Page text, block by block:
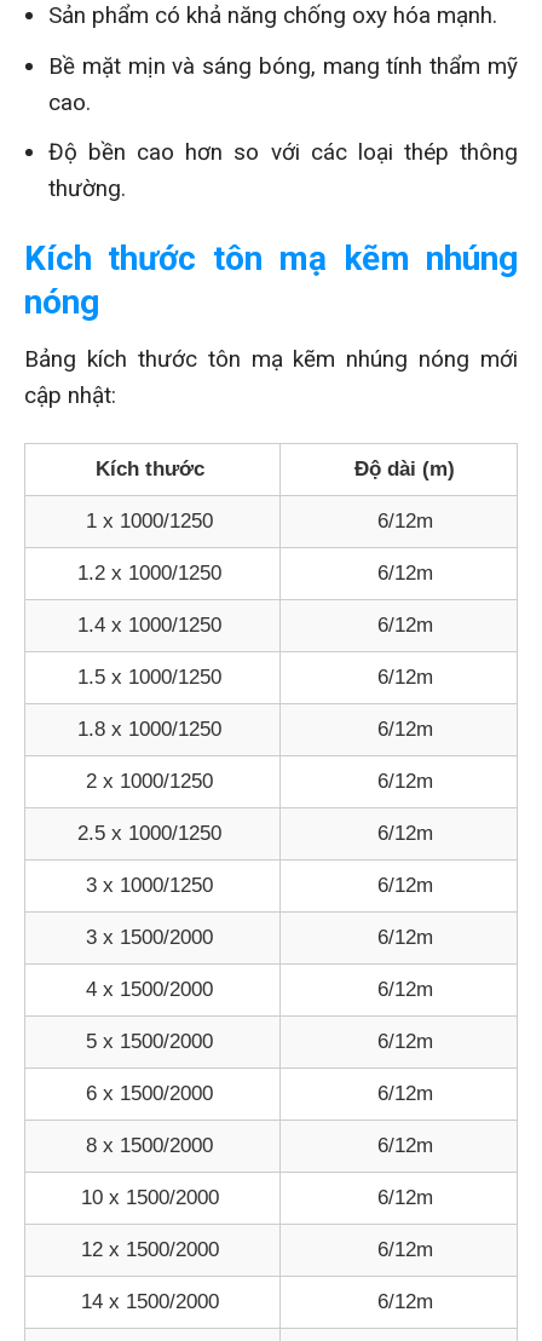
Sản phẩm có khả năng chống oxy hóa mạnh.
Bề mặt mịn và sáng bóng, mang tính thẩm mỹ
cao.
Độ bền cao hơn so với các loại thép thông
thường.
Kích thước tôn mạ kẽm nhúng
nóng
Bảng kích thước tôn mạ kẽm nhúng nóng mới
cập nhật:
Kích thước Độ dài (m)
1 x 1000/1250 6/12m
1.2 x 1000/1250 6/12m
1.4 x 1000/1250 6/12m
1.5 x 1000/1250 6/12m
1.8 x 1000/1250 6/12m
2 x 1000/1250 6/12m
2.5 x 1000/1250 6/12m
3 x 1000/1250 6/12m
3 x 1500/2000 6/12m
4 x 1500/2000 6/12m
5 x 1500/2000 6/12m
6 x 1500/2000 6/12m
8 x 1500/2000 6/12m
10 x 1500/2000 6/12m
12 x 1500/2000 6/12m
14 x 1500/2000 6/12m